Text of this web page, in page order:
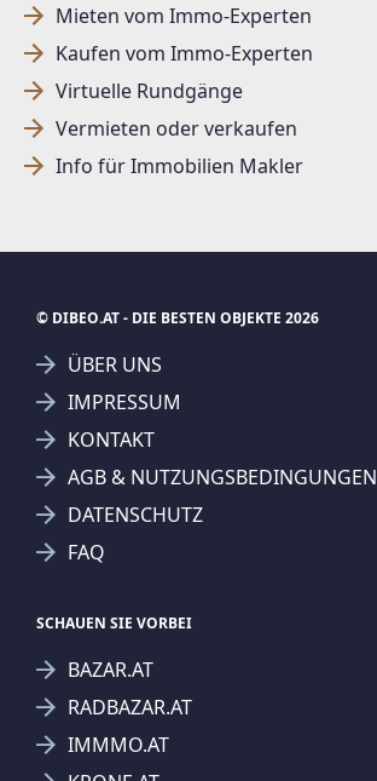
Mieten vom Immo-Experten
Kaufen vom Immo-Experten
Virtuelle Rundgänge
Vermieten oder verkaufen
Info für Immobilien Makler
© DIBEO.AT - DIE BESTEN OBJEKTE 2026
ÜBER UNS
IMPRESSUM
KONTAKT
AGB & NUTZUNGSBEDINGUNGEN
DATENSCHUTZ
FAQ
SCHAUEN SIE VORBEI
BAZAR.AT
RADBAZAR.AT
IMMMO.AT